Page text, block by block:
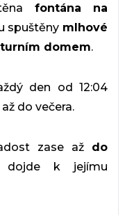
fontána na
spuštěny mlhové
domem.
den od 12:04
do večera.
zase až do
k jejímu